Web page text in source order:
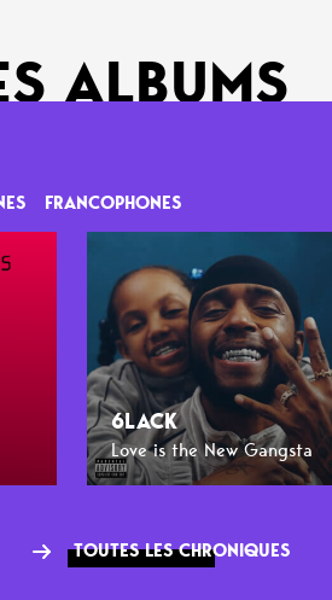
ALBUMS
FRANCOPHONES
6LACK
Love is the New Gangsta
TOUTES LES CHRONIQUES